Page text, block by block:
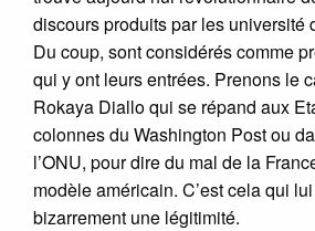
discours produits par les université
Du coup, sont considérés comme
qui y ont leurs entrées. Prenons le
Rokaya Diallo qui se répand aux
colonnes du Washington Post ou
l’ONU, pour dire du mal de la
modèle américain. C’est cela qui
bizarrement une légitimité.